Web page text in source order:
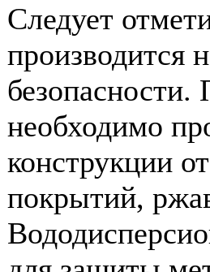
Следует
производится
безопасности.
необходимо
конструкции
покрытий,